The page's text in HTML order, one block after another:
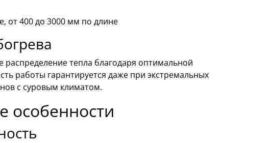
от 400 до 3000 мм по длине
тепла благодаря оптимальной
работы гарантируется даже при экстремальных
с суровым климатом.
особенности